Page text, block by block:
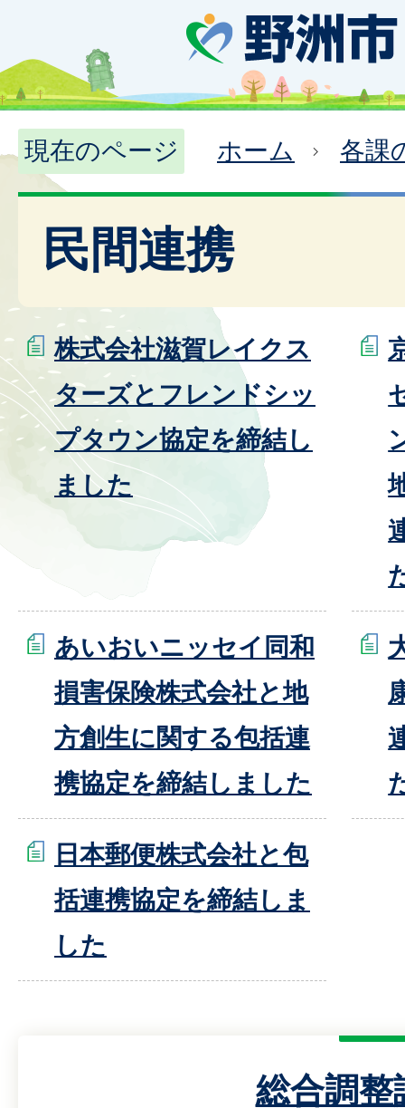
現在のページ ホーム 各課
民間連携
株式会社滋賀レイクス
ターズとフレンドシッ
プタウン協定を締結し
ました
あいおいニッセイ同和
損害保険株式会社と地
方創生に関する包括連
携協定を締結しました
日本郵便株式会社と包
括連携協定を締結しま
した
総合調整